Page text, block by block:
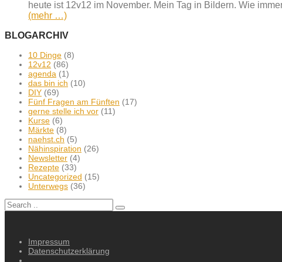
heute ist 12v12 im November. Mein Tag in Bildern. Wie
(mehr …)
BLOGARCHIV
10 Dinge (8)
12v12 (86)
agenda (1)
das bin ich (10)
DIY (69)
Fünf Fragen am Fünften (17)
gerne stelle ich vor (11)
Kurse (6)
Märkte (8)
naehst.ch (5)
Nähinspiration (26)
Newsletter (4)
Rezepte (33)
Uncategorized (15)
Unterwegs (36)
Impressum
Datenschutzerklärung